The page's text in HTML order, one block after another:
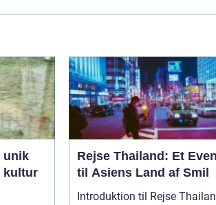
unik
kultur
Rejse Thailand: Et
til Asiens Land af Smil
Introduktion til Rejse